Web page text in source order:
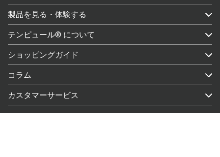
製品を見る・体験する
テンピュール® について
ショッピングガイド
コラム
カスタマーサービス